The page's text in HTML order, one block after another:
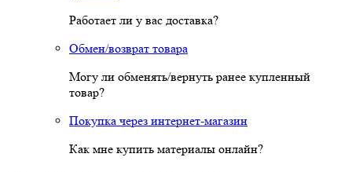
Работает ли у вас доставка?
Обмен/возврат товара
Могу ли обменять/вернуть ранее купленный
товар?
Покупка через интернет-магазин
Как мне купить материалы онлайн?